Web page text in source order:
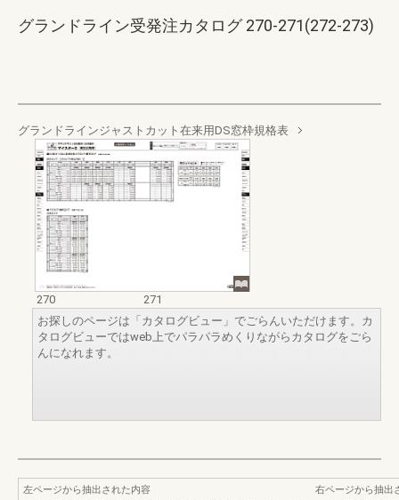
グランドライン受発注カタログ 270-271(272-273)
グランドラインジャストカット在来用DS窓枠規格表
270
271
お探しのページは「カタログビュー」でごらんいただけます。カ
タログビューではweb上でパラパラめくりながらカタログをごら
んになれます。
左ページから抽出された内容
右ページから抽出